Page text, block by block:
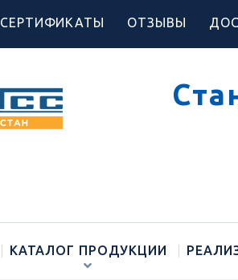
СЕРТИФИКАТЫ ОТЗЫВЫ
КАТАЛОГ ПРОДУКЦИИ